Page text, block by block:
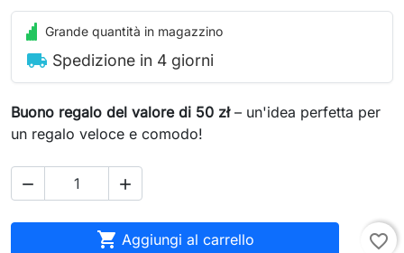
Grande quantità in magazzino
local_shipping Spedizione in 4 giorni
Buono regalo del valore di 50 zł– un'idea perfetta per
un regalo veloce e comodo!
 
 Aggiungi al carrello favorite_border